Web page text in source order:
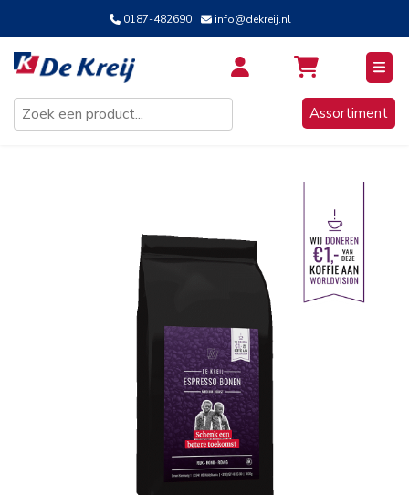
0187-482690 info@dekreij.nl
Inloggen / Aanmelden
Assortiment